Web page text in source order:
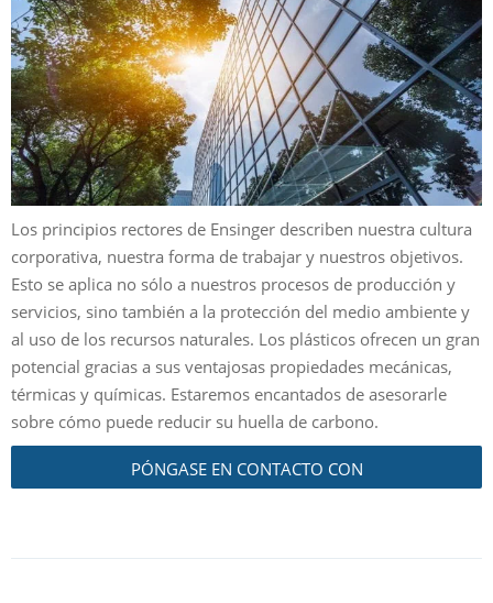
Los principios rectores de Ensinger describen nuestra cultura
corporativa, nuestra forma de trabajar y nuestros objetivos.
Esto se aplica no sólo a nuestros procesos de producción y
servicios, sino también a la protección del medio ambiente y
al uso de los recursos naturales. Los plásticos ofrecen un gran
potencial gracias a sus ventajosas propiedades mecánicas,
térmicas y químicas. Estaremos encantados de asesorarle
sobre cómo puede reducir su huella de carbono.
PÓNGASE EN CONTACTO CON